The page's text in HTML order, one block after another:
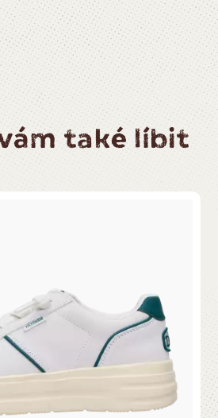
také líbit